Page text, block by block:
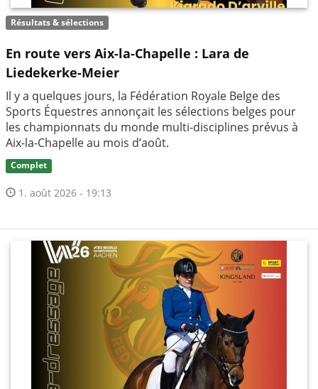
Résultats & sélections
En route vers Aix-la-Chapelle : Lara de
Liedekerke-Meier
Il y a quelques jours, la Fédération Royale Belge des
Sports Équestres annonçait les sélections belges pour
les championnats du monde multi-disciplines prévus à
Aix-la-Chapelle au mois d’août.
Complet
1. août 2026 - 19:13